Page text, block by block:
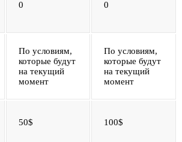
0 0
По условиям,
которые будут
на текущий
момент
По условиям,
которые будут
на текущий
момент
50$ 100$